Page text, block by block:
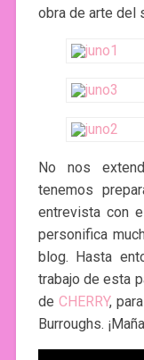
obra de arte del
No nos
tenemos
entrevista con
personifica
blog. Hasta
trabajo de esta
de CHERRY,
Burroughs.